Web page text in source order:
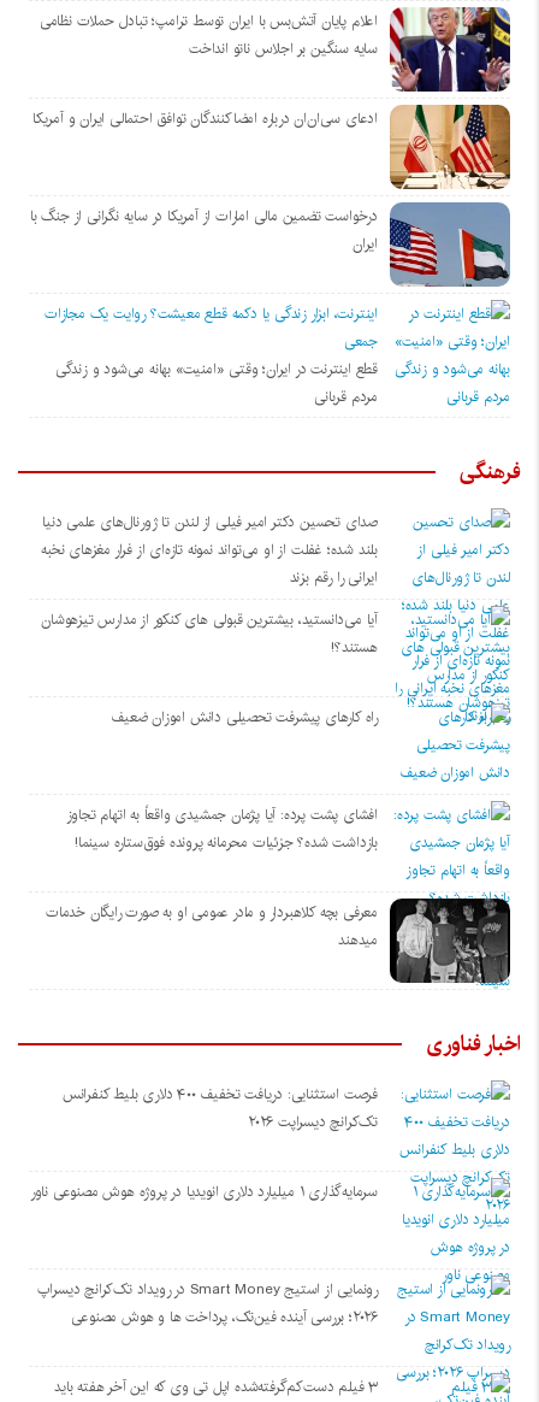
اعلام پایان آتش‌بس با ایران توسط ترامپ؛ تبادل حملات نظامی
سایه سنگین بر اجلاس ناتو انداخت
ادعای سی‌ان‌ان درباره امضاکنندگان توافق احتمالی ایران و آمریکا
درخواست تضمین مالی امارات از آمریکا در سایه نگرانی از جنگ با
ایران
اینترنت، ابزار زندگی یا دکمه قطع معیشت؟ روایت یک مجازات
جمعی
قطع اینترنت در ایران؛ وقتی «امنیت» بهانه می‌شود و زندگی
مردم قربانی
فرهنگی
صدای تحسین دکتر امیر فیلی از لندن تا ژورنال‌های علمی دنیا
بلند شده؛ غفلت از او می‌تواند نمونه تازه‌ای از فرار مغزهای نخبه
ایرانی را رقم بزند
آیا می‌دانستید، بیشترین قبولی های کنکور از مدارس تیزهوشان
هستند؟!
راه کارهای پیشرفت تحصیلی دانش اموزان ضعیف
افشای پشت پرده: آیا پژمان جمشیدی واقعاً به اتهام تجاوز
بازداشت شده؟ جزئیات محرمانه پرونده فوق‌ستاره سینما!
معرفی بچه کلاهبردار و مادر عمومی او به صورت رایگان خدمات
میدهند
اخبار فناوری
فرصت استثنایی: دریافت تخفیف ۴۰۰ دلاری بلیط کنفرانس
تک‌کرانچ دیسراپت ۲۰۲۶
سرمایه‌گذاری ۱ میلیارد دلاری انویدیا در پروژه هوش مصنوعی ناور
رونمایی از استیج Smart Money در رویداد تک‌کرانچ دیسراپ
۲۰۲۶؛ بررسی آینده فین‌تک، پرداخت‌ ها و هوش مصنوعی
۳ فیلم دست‌کم‌گرفته‌شده اپل تی وی که این آخر هفته باید